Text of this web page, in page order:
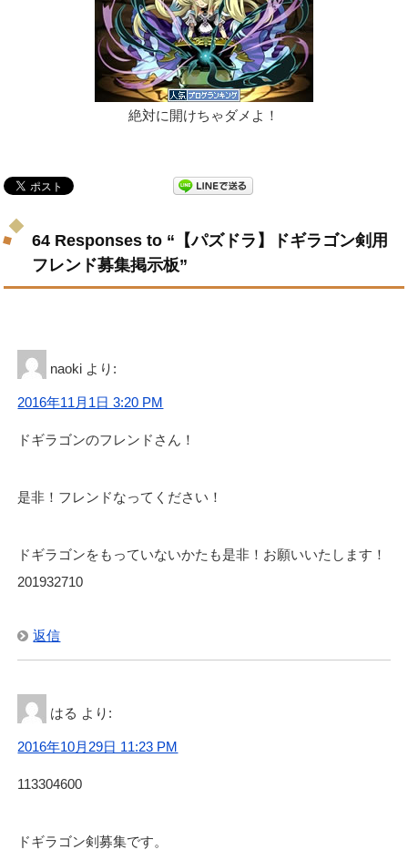
絶対に開けちゃダメよ！
64 Responses to “【パズドラ】ドギラゴン剣用
フレンド募集掲示板”
naoki より:
2016年11月1日 3:20 PM
ドギラゴンのフレンドさん！
是非！フレンドなってください！
ドギラゴンをもっていないかたも是非！お願いいたします！
201932710
返信
はる より:
2016年10月29日 11:23 PM
113304600
ドギラゴン剣募集です。